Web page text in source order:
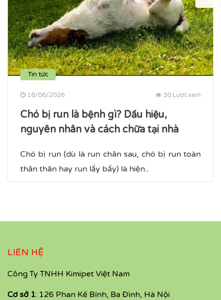
Tin tức
18/06/2026 30 Lượt xem
Chó bị run là bệnh gì? Dấu hiệu,
nguyên nhân và cách chữa tại nhà
Chó bị run (dù là run chân sau, chó bị run toàn
thân​ thân hay run lẩy bẩy) là hiện...
LIÊN HỆ
Công Ty TNHH Kimipet Việt Nam
Cơ sở 1: 126 Phan Kế Bính, Ba Đình, Hà Nội